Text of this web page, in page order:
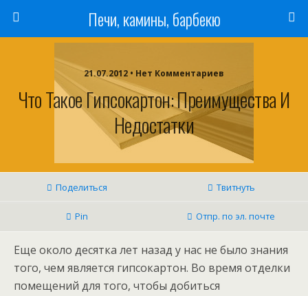
Печи, камины, барбекю
21.07.2012 • Нет Комментариев
Что Такое Гипсокартон: Преимущества И
Недостатки
Поделиться Твитнуть
Pin Отпр. по эл. почте
Еще около десятка лет назад у нас не было знания
того, чем является гипсокартон. Во время отделки
помещений для того, чтобы добиться